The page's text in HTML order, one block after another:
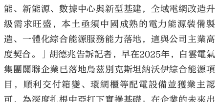
能、新能源、數據中心與新型基建，全域電網改造升
級需求旺盛，本土亟須中國成熟的電力能源裝備製
造、一體化綜合能源服務能力落地，這與公司主業高
度契合。」胡德兆告訴記者，早在2025年，白雲電氣
集團關聯企業已落地烏茲別克斯坦納沃伊綜合能源項
目，順利交付箱變、環網櫃等配電設備並獲業主認